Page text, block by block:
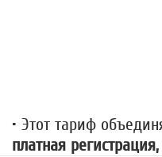
• Этот тариф
платная